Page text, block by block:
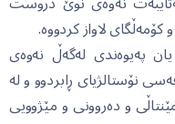
لاواز کردووە.
پەیوەندی لەگەڵ نەوەی
نۆستالژیای ڕابردوو و لە
و دەروونی و مێژوویی